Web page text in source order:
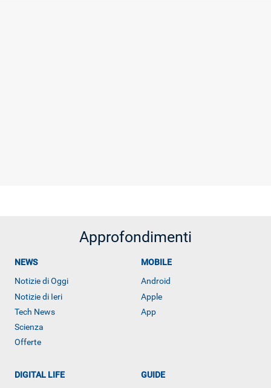
Approfondimenti
NEWS
Notizie di Oggi
Notizie di Ieri
Tech News
Scienza
Offerte
MOBILE
Android
Apple
App
DIGITAL LIFE
GUIDE